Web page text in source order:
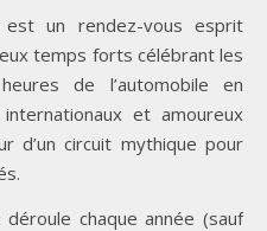
un rendez-vous esprit
temps forts célébrant les
de l’automobile en
et amoureux
d’un circuit mythique pour
chaque année (sauf